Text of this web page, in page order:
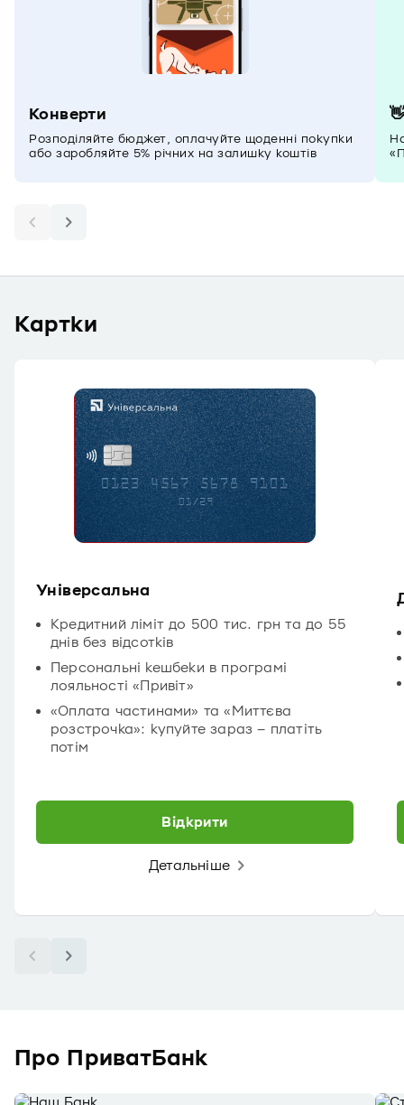
Конверти
Розподіляйте бюджет, оплачуйте щоденні покупки
або заробляйте 5% річних на залишку коштів
Картки
Універсальна
Кредитний ліміт до 500 тис. грн та до 55
днів без відсотків
Персональні кешбеки в програмі
лояльності «Привіт»
«Оплата частинами» та «Миттєва
розстрочка»: купуйте зараз – платіть
потім
Відкрити
Детальніше
Про ПриватБанк